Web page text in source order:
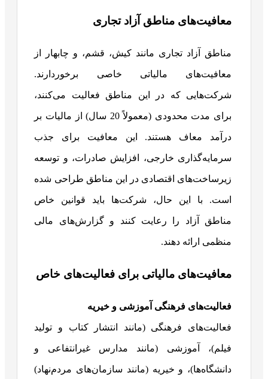
معافیت‌های مناطق آزاد تجاری
مناطق آزاد تجاری مانند کیش، قشم، و چابهار از
معافیت‌های مالیاتی خاصی برخوردارند.
شرکت‌هایی که در این مناطق فعالیت می‌کنند،
برای مدت محدودی (معمولاً 20 سال) از مالیات بر
درآمد معاف هستند. این معافیت برای جذب
سرمایه‌گذاری خارجی، افزایش صادرات، و توسعه
زیرساخت‌های اقتصادی در این مناطق طراحی شده
است. با این حال، شرکت‌ها باید قوانین خاص
مناطق آزاد را رعایت کنند و گزارش‌های مالی
منظمی ارائه دهند.
معافیت‌های مالیاتی برای فعالیت‌های خاص
فعالیت‌های فرهنگی آموزشی و خیریه
فعالیت‌های فرهنگی (مانند انتشار کتاب و تولید
فیلم)، آموزشی (مانند مدارس غیرانتفاعی و
دانشگاه‌ها)، و خیریه (مانند سازمان‌های مردم‌نهاد)